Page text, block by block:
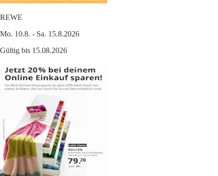
REWE
Mo. 10.8. - Sa. 15.8.2026
Gültig bis 15.08.2026